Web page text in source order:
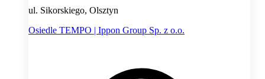
ul. Sikorskiego, Olsztyn
Osiedle TEMPO | Ippon Group Sp. z o.o.